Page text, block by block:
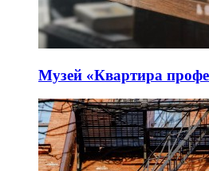
Музей «Квартира